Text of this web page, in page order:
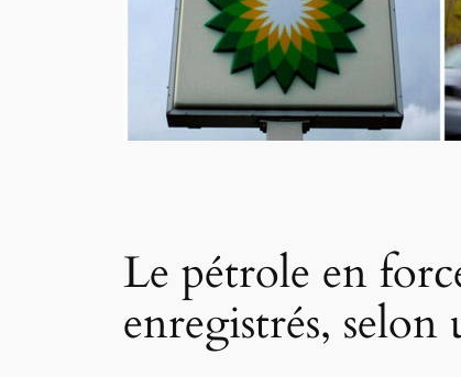
Le pétrole en
enregistrés,